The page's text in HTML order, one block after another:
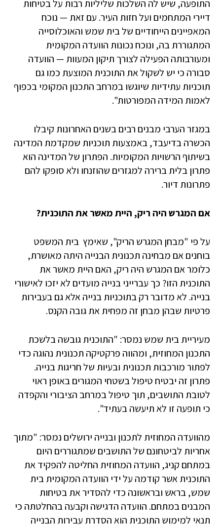
התופעה, שיש לה השלכות שליליות רבות על בטיחות
דיירי המתחמים ועל חזות העיר. עם זאת — נוכח
המאפיינים הייחודיים של בית שמש והאוכלוסייה
המתגוררת בה, ונוכח נכונות הוועדה המקומית
ומעורבותה הפעילה לצורך תיקון המעוות — הוועדה
סבורה כי יש לשקול את התוכנית המוצעת כמו גם
תוכניות עתידיות שיוגשו במרחב התכנון המקומי בכפוף
לאמות המידה המפורטות".
במגזר הערבי מבנים רבים בשנים האחרונות קיבלו
הכשרה בדיעבד, באמצעות תוכניות שמקדמת המדינה
בשיתוף הרשויות המקומיות. הפתרון של המדינה הוא
פתרון בלית ברירה למגזרים שהוזנחו ולא סופקו להם
פתרונות דיור.
אם המגרש היה ריק, היית מאשר את התוכנית?
על פי "מבחן המגרש הריק", שאימץ בית המשפט
בוחנים אם מבחינה תכנונית הבנייה היתה מאושרת,
כלומר אם המגרש היה ריק, האם היית מאשר את
התוכנית הזו? כך עברייני בנייה מועדים לא יזכו לאישורי
בנייה. לא מדובר רק בתוכניות בנייה אלא גם בעבירות
פרטיות שבהן מבחן זה מפחית את גובה הקנס.
מעיריית בית שמש נמסר: "התוכנית גובשה בלשכת
התכנון המחוזית, ומהווה פרקטיקה תכנונית נהוגה כדי
לפתור מורכבות תכנונית ובעיות של חריגות בנייה.
פתרון זה יבטיח טיפול בשטחי המגורים באופן ראוי
לטובת התושבים, תוך טיפול במרחב הציבורי והקפדה
כי תופעה זו לא תיעשה בעתיד".
מהוועדה המחוזית לתכנון ובנייה ירושלים נמסר: "מתוך
אחריות לביטחונם של התושבים שמתגוררים היום
במתחם קניג, הוועדה המחוזית החליטה להפקיד את
התוכנית אשר קודמה על ידי הוועדה המקומית בית
שמש, בראש ובראשונה כדי להסדיר את בטיחות
המבנים במתחם. הוועדה הדגישה וקבעה בהחלטתה כי
תנאי למימוש התוכנית הוא הסדרת עבירות הבנייה